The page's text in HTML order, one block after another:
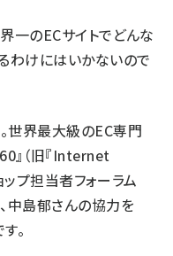
一のECサイトでどんな
わけにはいかないので
世界最大級のEC専門
』（旧『Internet
ップ担当者フォーラム
、中島郁さんの協力を
。